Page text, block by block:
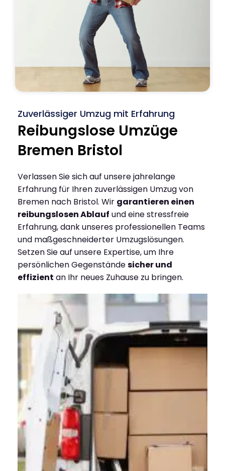
Zuverlässiger Umzug mit Erfahrung
Reibungslose Umzüge
Bremen Bristol
Verlassen Sie sich auf unsere jahrelange
Erfahrung für Ihren zuverlässigen Umzug von
Bremen nach Bristol. Wir garantieren einen
reibungslosen Ablauf und eine stressfreie
Erfahrung, dank unseres professionellen Teams
und maßgeschneiderter Umzugslösungen.
Setzen Sie auf unsere Expertise, um Ihre
persönlichen Gegenständesicher und
effizient an Ihr neues Zuhause zu bringen.